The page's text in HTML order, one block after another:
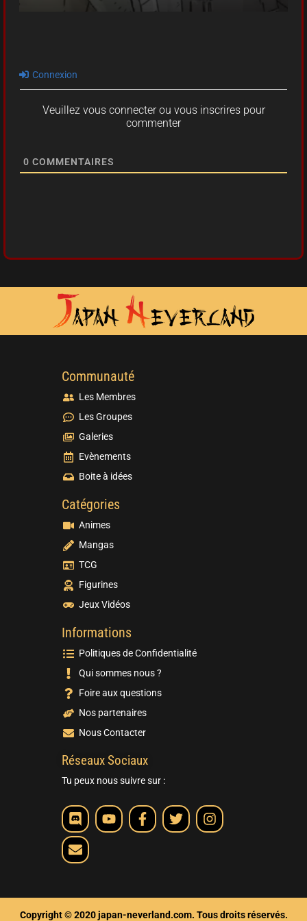
Connexion
Veuillez vous connecter ou vous inscrires pour
commenter
0 COMMENTAIRES
Communauté
Les Membres
Les Groupes
Galeries
Evènements
Boite à idées
Catégories
Animes
Mangas
TCG
Figurines
Jeux Vidéos
Informations
Politiques de Confidentialité
Qui sommes nous ?
Foire aux questions
Nos partenaires
Nous Contacter
Réseaux Sociaux
Tu peux nous suivre sur :
Copyright © 2020 japan-neverland.com. Tous droits réservés.